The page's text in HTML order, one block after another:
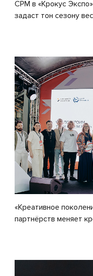
CPM в «Крокус
задаст тон сезону
«Креативное
партнёрств меняет